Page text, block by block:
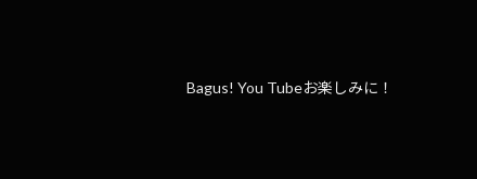
Bagus! You Tubeお楽しみに！